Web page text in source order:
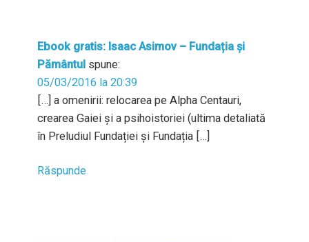
Ebook gratis: Isaac Asimov – Fundația și
Pământul spune:
05/03/2016 la 20:39
[…] a omenirii: relocarea pe Alpha Centauri,
crearea Gaiei și a psihoistoriei (ultima detaliată
în Preludiul Fundației și Fundația […]
Răspunde